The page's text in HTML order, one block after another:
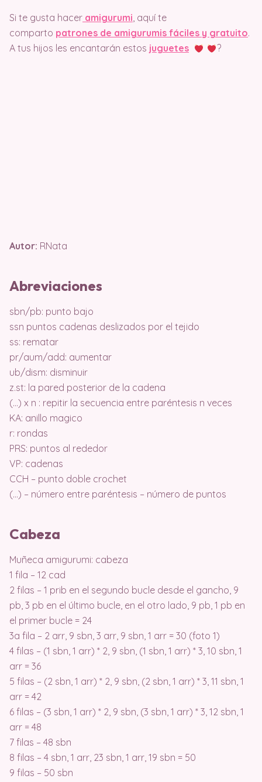
Si te gusta hacer amigurumi, aquí te
comparto patrones de amigurumis fáciles y gratuito.
A tus hijos les encantarán estos juguetes ?
Autor: RNata
Abreviaciones
sbn/pb: punto bajo
ssn puntos cadenas deslizados por el tejido
ss: rematar
pr/aum/add: aumentar
ub/dism: disminuir
z.st: la pared posterior de la cadena
(…) x n : repitir la secuencia entre paréntesis n veces
KA: anillo magico
r: rondas
PRS: puntos al rededor
VP: cadenas
CCH – punto doble crochet
(…) – número entre paréntesis – número de puntos
Cabeza
Muñeca amigurumi: cabeza
1 fila – 12 cad
2 filas – 1 prib en el segundo bucle desde el gancho, 9
pb, 3 pb en el último bucle, en el otro lado, 9 pb, 1 pb en
el primer bucle = 24
3a fila – 2 arr, 9 sbn, 3 arr, 9 sbn, 1 arr = 30 (foto 1)
4 filas – (1 sbn, 1 arr) * 2, 9 sbn, (1 sbn, 1 arr) * 3, 10 sbn, 1
arr = 36
5 filas – (2 sbn, 1 arr) * 2, 9 sbn, (2 sbn, 1 arr) * 3, 11 sbn, 1
arr = 42
6 filas – (3 sbn, 1 arr) * 2, 9 sbn, (3 sbn, 1 arr) * 3, 12 sbn, 1
arr = 48
7 filas – 48 sbn
8 filas – 4 sbn, 1 arr, 23 sbn, 1 arr, 19 sbn = 50
9 filas – 50 sbn